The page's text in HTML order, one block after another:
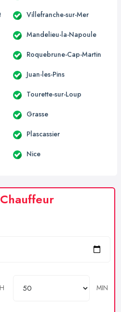
Villefranche-sur-Mer
Mandelieu-la-Napoule
Roquebrune-Cap-Martin
Juan-les-Pins
Tourette-sur-Loup
Grasse
Plascassier
Nice
H
MIN